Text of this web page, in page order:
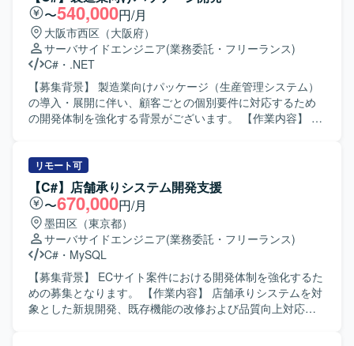
どを行っていただきます。 【求める人物像】 医療業界特有
の業務やルールを理解しようとする姿勢があり、ドキュメ
ントを丁寧に作成できる方を求めております。チームメン
バーと積極的にコミュニケーションを取りながら、設計意
図を共有しつつ開発を進められる方が望ましいです。 【ポ
ジションの魅力】 医療分野における在庫管理という社会的
意義の高い領域に携わることができ、長期的な継続開発を
通じて業務知識と技術力の双方を高めていただけます。基
す。 【開発環境】 C#、ASP.NET、SQLを用いたWebアプ
リケーション開発環境を想定しております。データベース
にはPostgreSQLなどのリレーショナルデータベースを利用
する構成となります。
〜540,000円/月
大阪市西区（大阪府）
サーバサイドエンジニア(業務委託・フリーランス)
C# ・ .NET
【募集背景】 製造業向けパッケージ（生産管理システム）
の導入・展開に伴い、顧客ごとの個別要件に対応するため
の開発体制を強化する背景がございます。 【作業内容】 製
ルまでの一連の開発工程をお任せいたします。 顧客要望を
踏まえた機能追加や改修対応を行いながら、既存機能との
整合性を考慮した設計・実装を行っていただきます。 【求
める人物像】 自ら主体的に業務に取り組み、周囲とコミュ
ニケーションを取りながら開発を進めていただける方を求
めております。 要件や仕様の変化にも柔軟に対応し、品質
と納期のバランスを意識して開発できる方が望ましいで
す。 【ポジションの魅力】 製造業向け生産管理システムに
関する業務知識を身につけながら、顧客ごとの個別要件に
対応する開発経験を積むことができます。 パッケージ製品
リモート可
【C#】店舗承りシステム開発支援
〜670,000円/月
墨田区（東京都）
サーバサイドエンジニア(業務委託・フリーランス)
C# ・ MySQL
【募集背景】 ECサイト案件における開発体制を強化するた
めの募集となります。 【作業内容】 店舗承りシステムを対
象とした新規開発、既存機能の改修および品質向上対応を